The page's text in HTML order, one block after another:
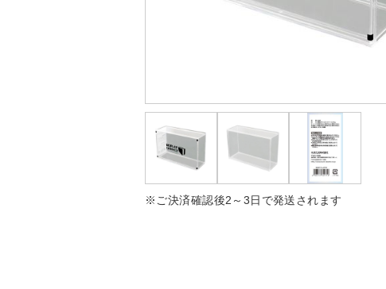
※ご決済確認後2～3日で発送されます